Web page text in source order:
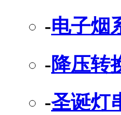
-电子烟
-降压转
-圣诞灯